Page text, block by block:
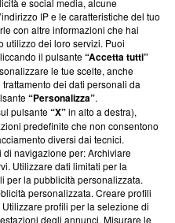
la nostra aderenza a
Blasting News non è
ma ha richiesto di farne
effettuato una verifica di
e social media, alcune
IP e le caratteristiche del tuo
con altre informazioni che hai
utilizzo dei loro servizi. Puoi
il pulsante“Accetta tutti”
le tue scelte, anche
dei dati personali da
“Personalizza”.
pulsante“X”in alto a destra),
predefinite che non consentono
diversi dai tecnici.
di navigazione per: Archiviare
Utilizzare dati limitati per la
per la pubblicità personalizzata.
personalizzata. Creare profili
profili per la selezione di
degli annunci. Misurare le